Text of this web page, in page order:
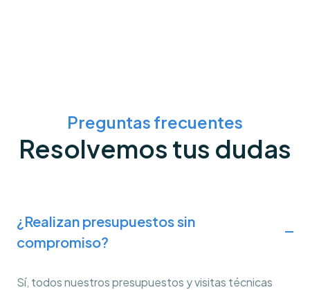
Preguntas frecuentes
Resolvemos tus dudas
¿Realizan presupuestos sin
compromiso?
Sí, todos nuestros presupuestos y visitas técnicas